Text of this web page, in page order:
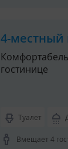
4-местный
гостинице
Туалет
Вмещает 4